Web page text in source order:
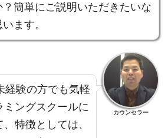
？簡単にご説明いただきたいな
ます。
験の方でも気軽
ミングスクールに
特徴としては、
カウンセラー